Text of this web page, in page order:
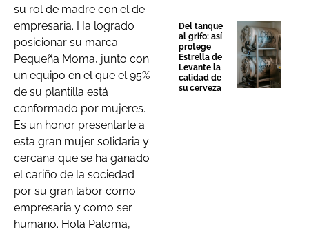
su rol de madre con el de
empresaria. Ha logrado
posicionar su marca
Pequeña Moma, junto con
un equipo en el que el 95%
de su plantilla está
conformado por mujeres.
Es un honor presentarle a
esta gran mujer solidaria y
cercana que se ha ganado
el cariño de la sociedad
por su gran labor como
empresaria y como ser
humano. Hola Paloma,
Del tanque
al grifo: así
protege
Estrella de
Levante la
calidad de
su cerveza